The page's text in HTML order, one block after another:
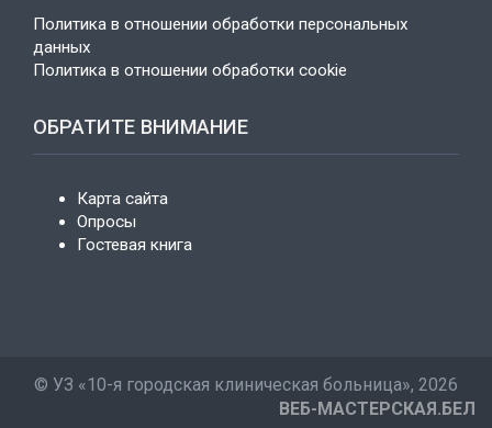
Политика в отношении обработки персональных
данных
Политика в отношении обработки cookie
ОБРАТИТЕ ВНИМАНИЕ
Карта сайта
Опросы
Гостевая книга
© УЗ «10-я городская клиническая больница», 2026
ВЕБ-МАСТЕРСКАЯ.БЕЛ